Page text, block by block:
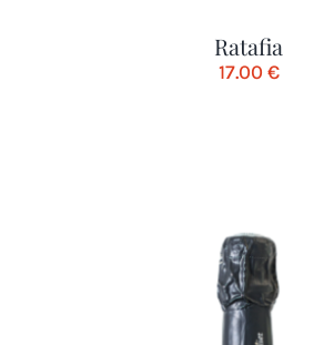
Ratafia
17.00 €